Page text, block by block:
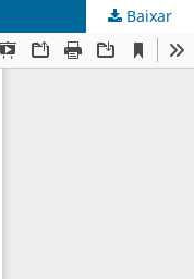
Baixar